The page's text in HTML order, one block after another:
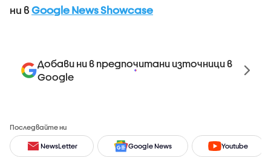
ни в Google News Showcase
Добави ни в предпочитани източници в
Google
Последвайте ни
NewsLetter Google News Youtube